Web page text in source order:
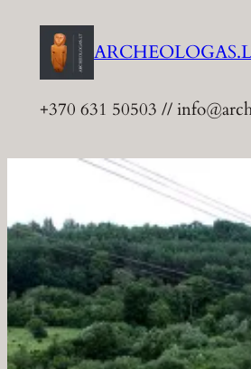
turinio
+370 631 50503 //